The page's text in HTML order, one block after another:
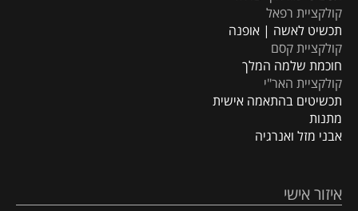
קולקציית רפאל
תכשיט לאשה | אופנה
קולקציית קסם
חוכמת שלמה המלך
קולקציית האר"י
תכשיטים בהתאמה אישית
מתנות
אבני מזל ואנרגיה
איזור אישי